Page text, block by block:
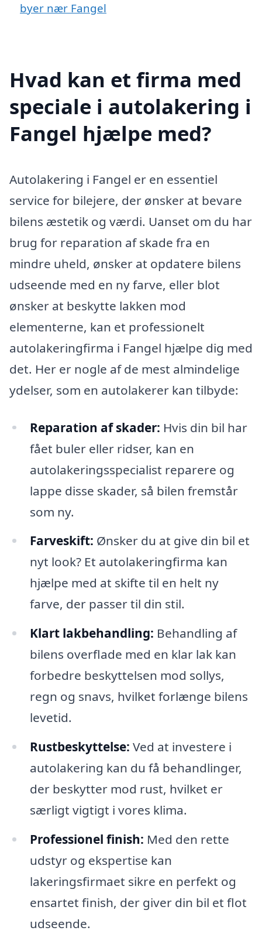
byer nær Fangel
Hvad kan et firma med
speciale i autolakering i
Fangel hjælpe med?
Autolakering i Fangel er en essentiel
service for bilejere, der ønsker at bevare
bilens æstetik og værdi. Uanset om du har
brug for reparation af skade fra en
mindre uheld, ønsker at opdatere bilens
udseende med en ny farve, eller blot
ønsker at beskytte lakken mod
elementerne, kan et professionelt
autolakeringfirma i Fangel hjælpe dig med
det. Her er nogle af de mest almindelige
ydelser, som en autolakerer kan tilbyde:
Reparation af skader: Hvis din bil har
fået buler eller ridser, kan en
autolakeringsspecialist reparere og
lappe disse skader, så bilen fremstår
som ny.
Farveskift: Ønsker du at give din bil et
nyt look? Et autolakeringfirma kan
hjælpe med at skifte til en helt ny
farve, der passer til din stil.
Klart lakbehandling: Behandling af
bilens overflade med en klar lak kan
forbedre beskyttelsen mod sollys,
regn og snavs, hvilket forlænge bilens
levetid.
Rustbeskyttelse: Ved at investere i
autolakering kan du få behandlinger,
der beskytter mod rust, hvilket er
særligt vigtigt i vores klima.
Professionel finish: Med den rette
udstyr og ekspertise kan
lakeringsfirmaet sikre en perfekt og
ensartet finish, der giver din bil et flot
udseende.